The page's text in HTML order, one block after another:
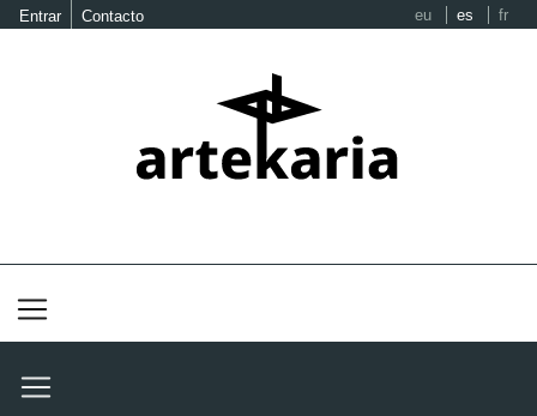
Entrar Contacto eu es fr